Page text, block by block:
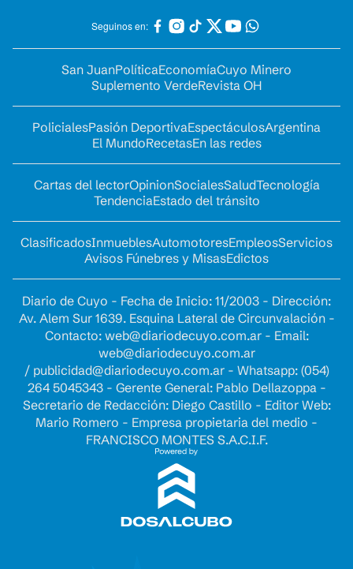
Seguinos en:
San JuanPolíticaEconomíaCuyo Minero
Suplemento VerdeRevista OH
PolicialesPasión DeportivaEspectáculosArgentina
El MundoRecetasEn las redes
Cartas del lectorOpinionSocialesSaludTecnología
TendenciaEstado del tránsito
ClasificadosInmueblesAutomotoresEmpleosServicios
Avisos Fúnebres y MisasEdictos
Diario de Cuyo - Fecha de Inicio: 11/2003 - Dirección:
Av. Alem Sur 1639. Esquina Lateral de Circunvalación -
Contacto: web@diariodecuyo.com.ar- Email:
web@diariodecuyo.com.ar
/ publicidad@diariodecuyo.com.ar- Whatsapp: (054)
264 5045343 - Gerente General: Pablo Dellazoppa -
Secretario de Redacción: Diego Castillo - Editor Web:
Mario Romero - Empresa propietaria del medio -
FRANCISCO MONTES S.A.C.I.F.